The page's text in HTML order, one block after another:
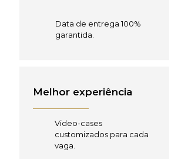
Data de entrega 100%
garantida.
Melhor experiência
Video-cases
customizados para cada
vaga.